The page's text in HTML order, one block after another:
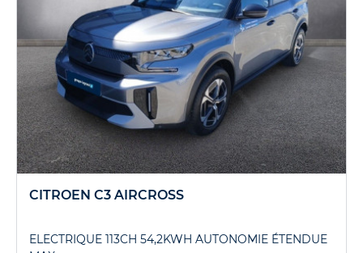
CITROEN C3 AIRCROSS
ELECTRIQUE 113CH 54,2KWH AUTONOMIE ÉTENDUE